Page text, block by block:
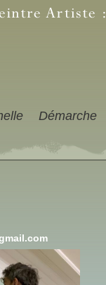
Démarche
59 81